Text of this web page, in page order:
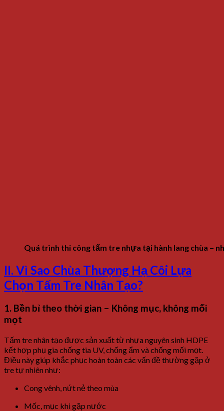
Quá trình thi công tấm tre nhựa tại hành lang chùa –
II. Vì Sao Chùa Thượng Hạ Côi Lựa
Chọn Tấm Tre Nhân Tạo?
1. Bền bỉ theo thời gian – Không mục, không mối
mọt
Tấm tre nhân tạo được sản xuất từ nhựa nguyên sinh HDPE
kết hợp phụ gia chống tia UV, chống ẩm và chống mối mọt.
Điều này giúp khắc phục hoàn toàn các vấn đề thường gặp ở
tre tự nhiên như:
Cong vênh, nứt nẻ theo mùa
Mốc, mục khi gặp nước